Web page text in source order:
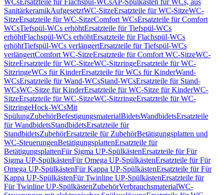
WCsErsatzteile für Flachspül-WCsAP-Spülkästen für WCs, aus
SanitärkeramikAufgesetztWC-SitzeErsatzteile für WC-SitzeWC-
SitzeErsatzteile für WC-SitzeComfort WCsErsatzteile für Comfort
WCsTiefspül-WCs erhöhtErsatzteile für Tiefspül-WCs
erhöhtFlachspül-WCs erhöhtErsatzteile für Flachspül-WCs
erhöhtTiefspül-WCs verlängertErsatzteile für Tiefspül-WCs
verlängertComfort WC-SitzeErsatzteile für Comfort WC-SitzeWC-
SitzeErsatzteile für WC-SitzeWC-SitzringeErsatzteile für WC-
SitzringeWCs für KinderErsatzteile für WCs für KinderWand-
WCsErsatzteile für Wand-WCsStand-WCsErsatzteile für Stand-
WCsWC-Sitze für KinderErsatzteile für WC-Sitze für KinderWC-
SitzeErsatzteile für WC-SitzeWC-SitzringeErsatzteile für WC-
SitzringeHock-WCsMit
SpülungZubehörBefestigungsmaterialBidetsWandbidetsErsatzteile
für WandbidetsStandbidetsErsatzteile für
StandbidetsZubehörErsatzteile für ZubehörBetätigungsplatten und
WC-SteuerungenBetätigungsplattenErsatzteile für
BetätigungsplattenFür Sigma UP-SpülkästenErsatzteile für Für
Sigma UP-SpülkästenFür Omega UP-SpülkästenErsatzteile für Für
Omega UP-SpülkästenFür Kappa UP-SpülkästenErsatzteile für Für
Kappa UP-SpülkästenFür Twinline UP-SpülkästenErsatzteile für
Für Twinline UP-SpülkästenZubehörVerbrauchsmaterialWC-